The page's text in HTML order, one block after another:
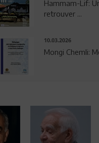
Hammam-Lif:
retrouver ...
10.03.2026
Mongi Chemli: